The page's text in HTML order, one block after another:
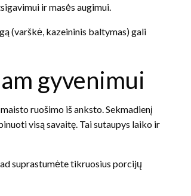
ir masės augimui.
(varškė, kazeininis baltymas) gali
gyvenimui
ruošimo iš anksto. Sekmadienį
visą savaitę. Tai sutaupys laiko ir
suprastumėte tikruosius porcijų